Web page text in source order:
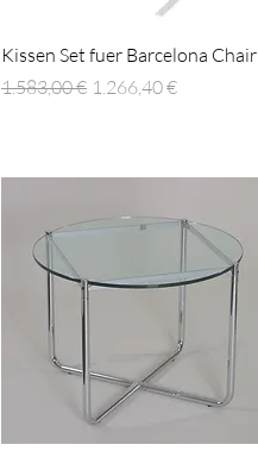
Schnellansicht
Kissen Set fuer Barcelona Chair
Standardpreis
1.583,00 € Sale-Preis
1.266,40 €